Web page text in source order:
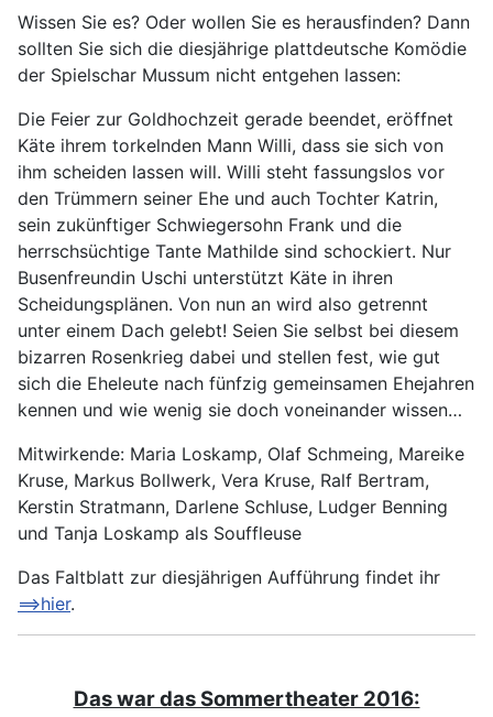
Wissen Sie es? Oder wollen Sie es herausfinden? Dann
sollten Sie sich die diesjährige plattdeutsche Komödie
der Spielschar Mussum nicht entgehen lassen:
Die Feier zur Goldhochzeit gerade beendet, eröffnet
Käte ihrem torkelnden Mann Willi, dass sie sich von
ihm scheiden lassen will. Willi steht fassungslos vor
den Trümmern seiner Ehe und auch Tochter Katrin,
sein zukünftiger Schwiegersohn Frank und die
herrschsüchtige Tante Mathilde sind schockiert. Nur
Busenfreundin Uschi unterstützt Käte in ihren
Scheidungsplänen. Von nun an wird also getrennt
unter einem Dach gelebt! Seien Sie selbst bei diesem
bizarren Rosenkrieg dabei und stellen fest, wie gut
sich die Eheleute nach fünfzig gemeinsamen Ehejahren
kennen und wie wenig sie doch voneinander wissen…
Mitwirkende: Maria Loskamp, Olaf Schmeing, Mareike
Kruse, Markus Bollwerk, Vera Kruse, Ralf Bertram,
Kerstin Stratmann, Darlene Schluse, Ludger Benning
und Tanja Loskamp als Souffleuse
Das Faltblatt zur diesjährigen Aufführung findet ihr
==>hier.
Das war das Sommertheater 2016: